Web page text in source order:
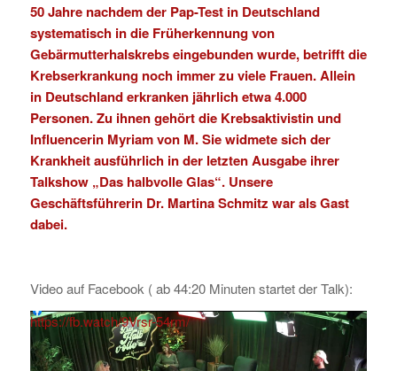
50 Jahre nachdem der Pap-Test in Deutschland
systematisch in die Früherkennung von
Gebärmutterhalskrebseingebunden wurde, betrifft die
Krebserkrankung noch immer zu viele Frauen. Allein
in Deutschland erkranken jährlich etwa 4.000
Personen. Zu ihnen gehört die Krebsaktivistin und
Influencerin Myriam von M. Sie widmete sich der
Krankheit ausführlich in der letzten Ausgabe ihrer
Talkshow „Das halbvolle Glas“. Unsere
Geschäftsführerin Dr. Martina Schmitz war als Gast
dabei.
Video auf Facebook ( ab 44:20 Minuten startet der Talk):
https://fb.watch/9Vrsr-54rm/